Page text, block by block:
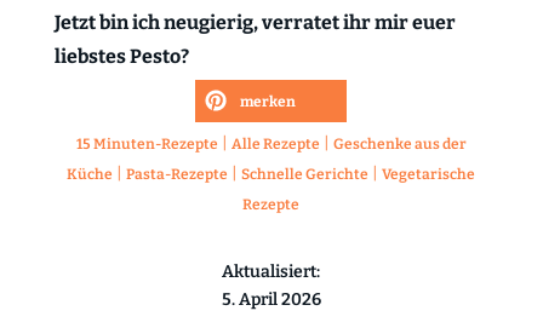
Jetzt bin ich neugierig, verratet ihr mir euer
liebstes Pesto?
merken
15 Minuten-Rezepte Alle Rezepte
Geschenke aus der
Küche
|Pasta-Rezepte |Schnelle Gerichte |Vegetarische
Rezepte
Aktualisiert:
5. April 2026